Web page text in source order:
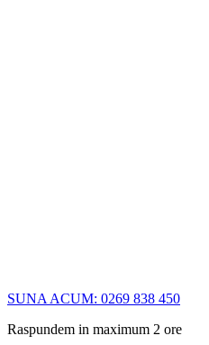
SUNA ACUM: 0269 838 450
Raspundem in maximum 2 ore